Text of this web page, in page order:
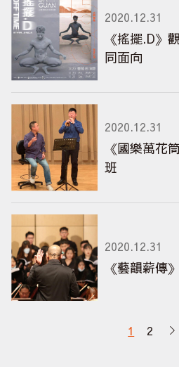
2020.12.31
《搖擺.D》
同面向
2020.12.31
《國樂萬花
班
2020.12.31
《藝韻薪傳
1 2